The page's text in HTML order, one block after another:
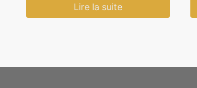
Lire la suite